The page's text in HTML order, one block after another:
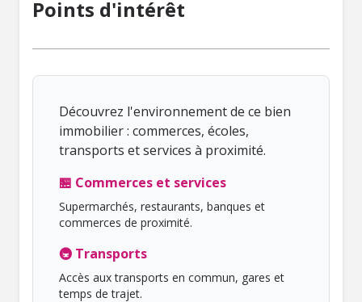
Points d'intérêt
Découvrez l'environnement de ce bien
immobilier : commerces, écoles,
transports et services à proximité.
🏪 Commerces et services
Supermarchés, restaurants, banques et
commerces de proximité.
🚇 Transports
Accès aux transports en commun, gares et
temps de trajet.